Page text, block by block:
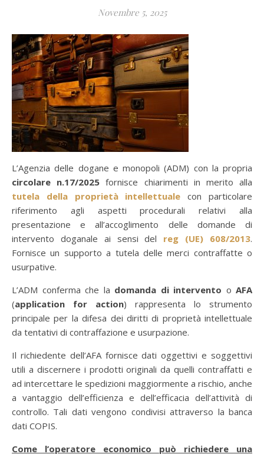
Novembre 5, 2025
L’Agenzia delle dogane e monopoli (ADM) con la propria
circolare n.17/2025 fornisce chiarimenti in merito alla
tutela della proprietà intellettuale con particolare
riferimento agli aspetti procedurali relativi alla
presentazione e all’accoglimento delle domande di
intervento doganale ai sensi del reg (UE) 608/2013.
Fornisce un supporto a tutela delle merci contraffatte o
usurpative.
L’ADM conferma che la domanda di intervento o AFA
(application for action) rappresenta lo strumento
principale per la difesa dei diritti di proprietà intellettuale
da tentativi di contraffazione e usurpazione.
Il richiedente dell’AFA fornisce dati oggettivi e soggettivi
utili a discernere i prodotti originali da quelli contraffatti e
ad intercettare le spedizioni maggiormente a rischio, anche
a vantaggio dell’efficienza e dell’efficacia dell’attività di
controllo. Tali dati vengono condivisi attraverso la banca
dati COPIS.
Come l’operatore economico può richiedere una